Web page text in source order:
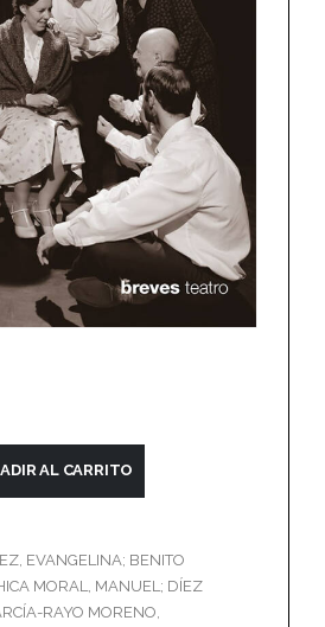
AL CARRITO
EVANGELINA; BENITO
MORAL, MANUEL; DÍEZ
RAYO MORENO,